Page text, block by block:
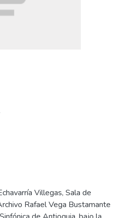
Villegas, Sala de
Rafael Vega Bustamante